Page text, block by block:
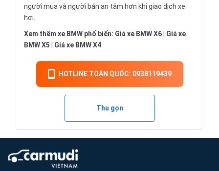
người mua và người bán an tâm hơn khi giao dịch xe
hơi.
Xem thêm xe BMW phổ biến: Giá xe BMW X6
Giá xe
BMW X5
Giá xe BMW X4
HOTLINE TOÀN QUỐC: 0938119439
Thu gọn